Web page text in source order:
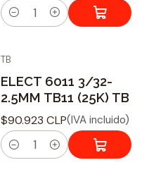
d
C
n
t
i
d
a
d
TB
ELECT 6011 3/32-
2.5MM TB11 (25K) TB
$90.923 CLP(IVA incluido)
C